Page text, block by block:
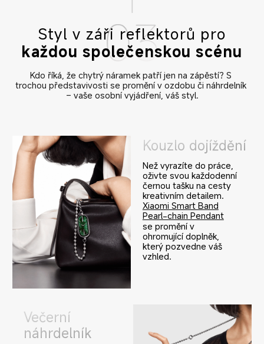
Styl v záři reflektorů pro
každou společenskou scénu
Kdo říká, že chytrý náramek patří jen na zápěstí? S
trochou představivosti se promění v ozdobu či náhrdelník
– vaše osobní vyjádření, váš styl.
Kouzlo dojíždění
Než vyrazíte do práce,
oživte svou každodenní
černou tašku na cesty
kreativním detailem.
Xiaomi Smart Band
Pearl-chain Pendant
se promění v
ohromující doplněk,
který pozvedne váš
vzhled.
Večerní
náhrdelník